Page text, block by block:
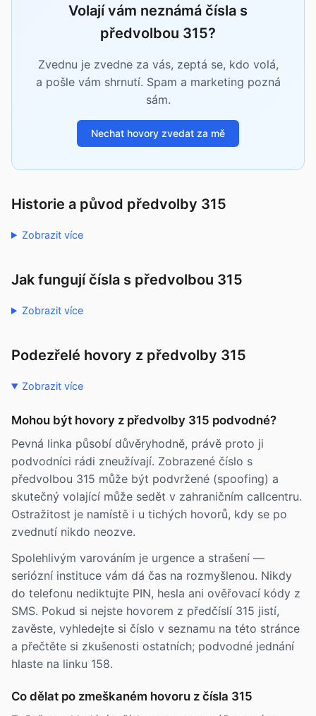
Volají vám neznámá čísla s
předvolbou 315?
Zvednu je zvedne za vás, zeptá se, kdo volá,
a pošle vám shrnutí. Spam a marketing pozná
sám.
Nechat hovory zvedat za mě
Historie a původ předvolby 315
Zobrazit více
Jak fungují čísla s předvolbou 315
Zobrazit více
Podezřelé hovory z předvolby 315
Zobrazit více
Mohou být hovory z předvolby 315 podvodné?
Pevná linka působí důvěryhodně, právě proto ji
podvodníci rádi zneužívají. Zobrazené číslo s
předvolbou 315 může být podvržené (spoofing) a
skutečný volající může sedět v zahraničním callcentru.
Ostražitost je namístě i u tichých hovorů, kdy se po
zvednutí nikdo neozve.
Spolehlivým varováním je urgence a strašení —
seriózní instituce vám dá čas na rozmyšlenou. Nikdy
do telefonu nediktujte PIN, hesla ani ověřovací kódy z
SMS. Pokud si nejste hovorem z předčíslí 315 jistí,
zavěste, vyhledejte si číslo v seznamu na této stránce
a přečtěte si zkušenosti ostatních; podvodné jednání
hlaste na linku 158.
Co dělat po zmeškaném hovoru z čísla 315